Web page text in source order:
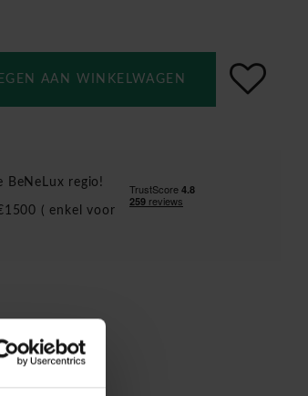
AAN WINKELWAGEN
BeNeLux regio!
( enkel voor